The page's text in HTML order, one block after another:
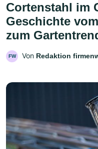
Cortenstahl im
Geschichte
zum
FW Von Redaktion